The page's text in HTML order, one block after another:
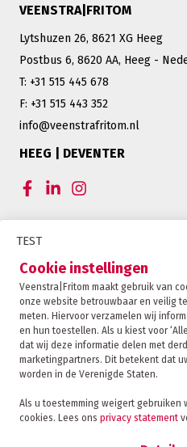
TEST
Cookie instellingen
Veenstra|Fritom maakt gebruik van
onze website betrouwbaar en veilig
meten. Hiervoor verzamelen wij
en hun toestellen. Als u kiest voor
dat wij deze informatie delen met
marketingpartners. Dit betekent dat
worden in de Verenigde Staten.
Als u toestemming weigert gebruiken
cookies. Lees onsprivacy statement
VEENSTRA|FRITOM
Lytshuzen 26, 8621 XG Heeg
Postbus 6, 8620 AA, Heeg -
T: +31 515 445 678
F: +31 515 443 352
info@veenstrafritom.nl
HEEG | DEVENTER
Veenstra|Fritom is